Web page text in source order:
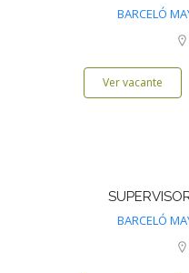
BARCELÓ
Ver vacante
BARCELÓ